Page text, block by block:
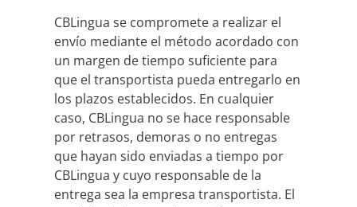
CBLingua se compromete a realizar el
envío mediante el método acordado con
un margen de tiempo suficiente para
que el transportista pueda entregarlo en
los plazos establecidos. En cualquier
caso, CBLingua no se hace responsable
por retrasos, demoras o no entregas
que hayan sido enviadas a tiempo por
CBLingua y cuyo responsable de la
entrega sea la empresa transportista. El